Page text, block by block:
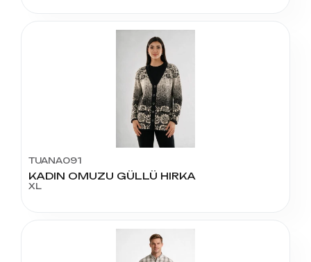
TUANA091
KADIN OMUZU GÜLLÜ HIRKA
XL